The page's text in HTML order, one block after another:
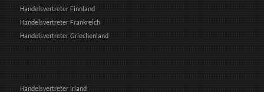
Handelsvertreter Finnland
Handelsvertreter Frankreich
Handelsvertreter Griechenland
Handelsvertreter Irland